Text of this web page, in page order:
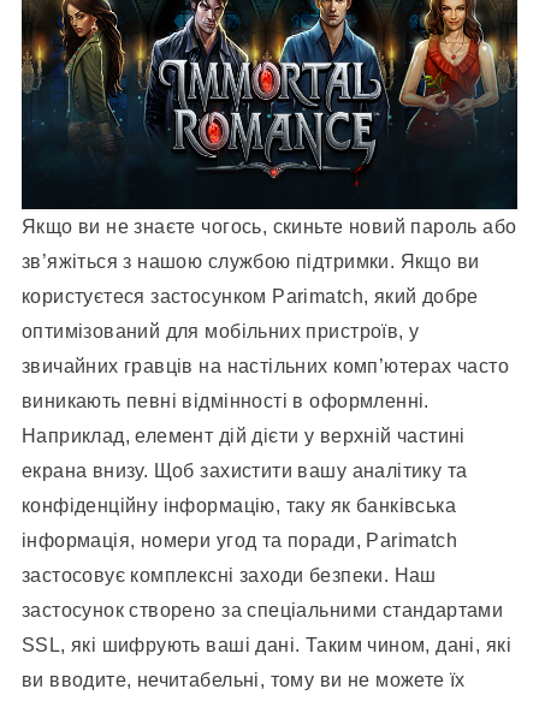
Якщо ви не знаєте чогось, скиньте новий пароль або
зв’яжіться з нашою службою підтримки. Якщо ви
користуєтеся застосунком Parimatch, який добре
оптимізований для мобільних пристроїв, у
звичайних гравців на настільних комп’ютерах часто
виникають певні відмінності в оформленні.
Наприклад, елемент дій дієти у верхній частині
екрана внизу. Щоб захистити вашу аналітику та
конфіденційну інформацію, таку як банківська
інформація, номери угод та поради, Parimatch
застосовує комплексні заходи безпеки. Наш
застосунок створено за спеціальними стандартами
SSL, які шифрують ваші дані. Таким чином, дані, які
ви вводите, нечитабельні, тому ви не можете їх